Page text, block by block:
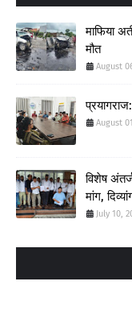
माफिया
मौत
August
August
विशेष
मांग,
July 10,